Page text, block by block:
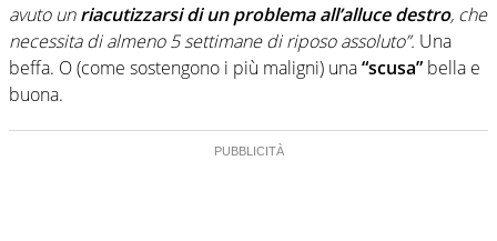
avuto unriacutizzarsi di un problema all’alluce destro, che
necessita di almeno 5 settimane di riposo assoluto”. Una
beffa. O (come sostengono i più maligni) una“scusa” bella e
buona.